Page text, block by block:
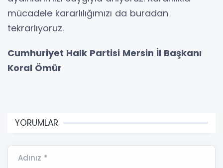
mücadele kararlılığımızı da buradan
tekrarlıyoruz.
Cumhuriyet Halk Partisi Mersin İl Başkanı
Koral Ömür
YORUMLAR
Adınız *